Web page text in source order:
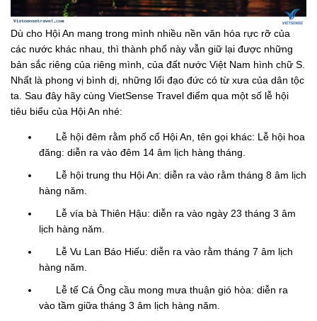
Dù cho Hội An mang trong mình nhiều nền văn hóa rực rỡ của
các nước khác nhau, thì thành phố này vẫn giữ lại được những
bản sắc riêng của riêng mình, của đất nước Việt Nam hình chữ S.
Nhất là phong vị bình dị, những lối đạo đức có từ xưa của dân tộc
ta. Sau đây hãy cùng VietSense Travel điểm qua một số lễ hội
tiêu biểu của Hội An nhé:
Lễ hội đêm rằm phố cổ Hội An, tên gọi khác: Lễ hội hoa
đăng: diễn ra vào đêm 14 âm lịch hàng tháng.
Lễ hội trung thu Hội An: diễn ra vào rằm tháng 8 âm lịch
hàng năm.
Lễ vía bà Thiên Hậu: diễn ra vào ngày 23 tháng 3 âm
lịch hàng năm.
Lễ Vu Lan Báo Hiếu: diễn ra vào rằm tháng 7 âm lịch
hàng năm.
Lễ tế Cá Ông cầu mong mưa thuận gió hòa: diễn ra
vào tầm giữa tháng 3 âm lịch hàng năm.